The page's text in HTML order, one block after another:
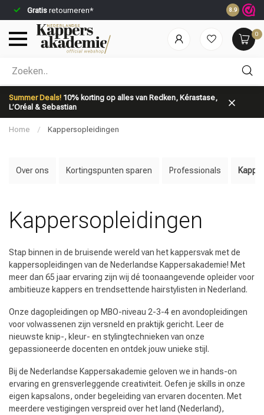
Gratis retourneren* Voor
8.9
0
Summer Deals! 10% korting op alles van Redken, Kérastase,
L’Oréal & Sebastian
Welke categorie ben jij naar op zoek?
Home / Kappersopleidingen
Over ons Kortingspunten sparen Professionals
Kappersopleidingen
Stap binnen in de bruisende wereld van het kappersvak met de
kappersopleidingen van de Nederlandse Kappersakademie! Met
meer dan 65 jaar ervaring zijn wij dé toonaangevende opleider voor
ambitieuze kappers en trendsettende hairstylisten in Nederland.
Onze dagopleidingen op MBO-niveau 2-3-4 en avondopleidingen
voor volwassenen zijn versneld en praktijk gericht. Leer de
nieuwste knip-, kleur- en stylingtechnieken van onze
gepassioneerde docenten en ontdek jouw unieke stijl.
Bij de Nederlandse Kappersakademie geloven we in hands-on
ervaring en grensverleggende creativiteit. Oefen je skills in onze
eigen kapsalons, onder begeleiding van ervaren docenten. Met
meerdere vestigingen verspreid over het land (Nederland),